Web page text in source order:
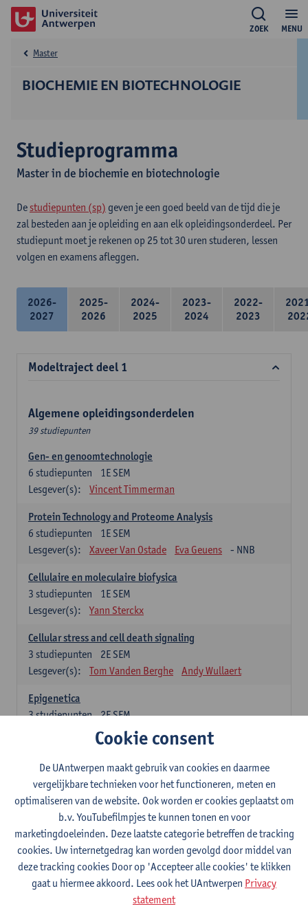
MENU
ZOEK
BIOCHEMIE EN BIOTECHNOLOGIE
Master
Studieprogramma
Master in de biochemie en biotechnologie
De studiepunten (sp) geven je een goed beeld van de tijd die je
zal besteden aan je opleiding en aan elk opleidingsonderdeel. Per
studiepunt moet je rekenen op 25 tot 30 uren studeren, lessen
volgen en examens afleggen.
2026-
2027
2025-
2026
2024-
2025
2023-
2024
2022-
2023
Modeltraject deel 1
Algemene opleidingsonderdelen
39 studiepunten
Gen- en genoomtechnologie
1E SEM
6 studiepunten
Lesgever(s):
Vincent Timmerman
Protein Technology and Proteome Analysis
1E SEM
6 studiepunten
Lesgever(s):
Xaveer Van Ostade Eva Geuens - NNB
Cellulaire en moleculaire biofysica
1E SEM
3 studiepunten
Lesgever(s):
Yann Sterckx
Cellular stress and cell death signaling
2E SEM
3 studiepunten
Lesgever(s):
Tom Vanden Berghe Andy Wullaert
Epigenetica
2E SEM
3studiepunten
Wim Vanden Berghe
2E SEM
studiepunten
Lesgever(s):
Erik Fransen Kris Laukens
Laboratory Animal Science (core module)
2E SEM
6studiepunten
Lesgever(s):
Chris Van Ginneken Debby Van Dam
Bio-ethics
Cookie consent
De UAntwerpen maakt gebruik van cookies en daarmee
vergelijkbare technieken voor het functioneren, meten en
optimaliseren van de website. Ook worden er cookies geplaatst om
b.v. YouTubefilmpjes te kunnen tonen en voor
marketingdoeleinden. Deze laatste categorie betreffen de tracking
cookies. Uw internetgedrag kan worden gevolgd door middel van
deze tracking cookies Door op 'Accepteer alle cookies' te klikken
gaat u hiermee akkoord. Lees ook het UAntwerpen Privacy
statement